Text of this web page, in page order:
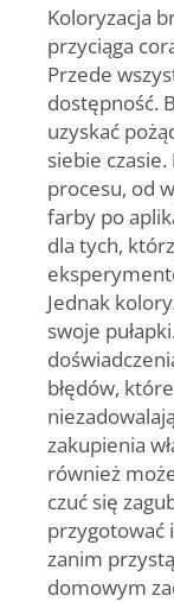
Koloryzacja
przyciąga
Przede
dostępność.
uzyskać
siebie
procesu, od
farby po
dla tych,
Jednak
swoje
błędów,
zakupienia
również
czuć się
przygotować
zanim
domowym